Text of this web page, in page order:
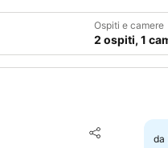
Ospiti e camere
2 ospiti, 1
Condividi
Aggiungi
da